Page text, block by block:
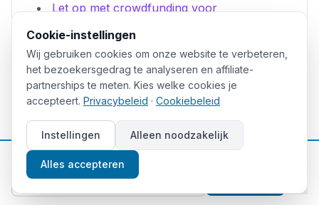
Let op met crowdfunding voor
vastgoedprojecten: risico's en tips
Wat zijn de risico's van investeren via
crowdfunding
Fictief rendement box 3 in 2025 & 2026
Vrijstelling box 3 in 2025-2026
Crowdfunding belasting: wat je moet weten
Geldvoorelkaar.nl
Cookie-instellingen
Wij gebruiken cookies om onze website te verbeteren,
het bezoekersgedrag te analyseren en affiliate-
partnerships te meten. Kies welke cookies je
accepteert. Privacybeleid · Cookiebeleid
Instellingen Alleen noodzakelijk
Alles accepteren
📈 Gratis beleggingstips